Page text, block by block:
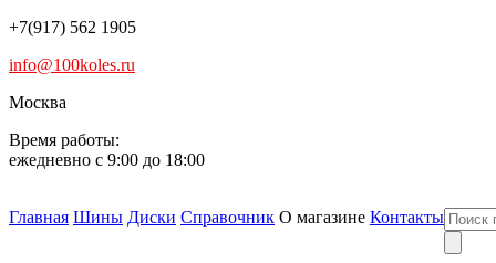
+7(917) 562 1905
info@100koles.ru
Москва
Время работы:
ежедневно с 9:00 до 18:00
Главная Шины Диски Справочник О магазине Контакты